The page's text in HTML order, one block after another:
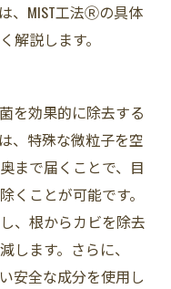
、MIST工法Ⓡの具体
解説します。
を効果的に除去する
、特殊な微粒子を空
まで届くことで、目
くことが可能です。
、根からカビを除去
します。さらに、
安全な成分を使用し